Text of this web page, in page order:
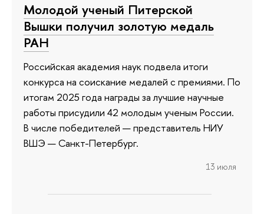
Молодой ученый Питерской
Вышки получил золотую медаль
РАН
Российская академия наук подвела итоги
конкурса на соискание медалей с премиями. По
итогам 2025 года награды за лучшие научные
работы присудили 42 молодым ученым России.
В числе победителей — представитель НИУ
ВШЭ — Санкт-Петербург.
13 июля